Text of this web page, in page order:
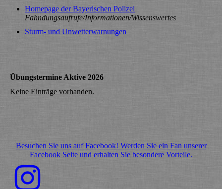
Homepage der Bayerischen Polizei
Fahndungsaufrufe/Informationen/Wissenswertes
Sturm- und Unwetterwarnungen
Übungstermine Aktive 2026
Keine Einträge vorhanden.
Besuchen Sie uns auf Facebook! Werden Sie ein Fan unserer
Facebook Seite und erhalten Sie besondere Vorteile.